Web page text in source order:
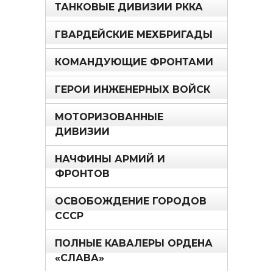
ТАНКОВЫЕ ДИВИЗИИ РККА
ГВАРДЕЙСКИЕ МЕХБРИГАДЫ
КОМАНДУЮЩИЕ ФРОНТАМИ
ГЕРОИ ИНЖЕНЕРНЫХ ВОЙСК
МОТОРИЗОВАННЫЕ
ДИВИЗИИ
НАЧФИНЫ АРМИЙ И
ФРОНТОВ
ОСВОБОЖДЕНИЕ ГОРОДОВ
СССР
ПОЛНЫЕ КАВАЛЕРЫ ОРДЕНА
«СЛАВА»